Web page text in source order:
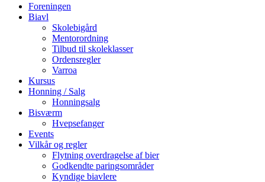
Foreningen
Biavl
Skolebigård
Mentorordning
Tilbud til skoleklasser
Ordensregler
Varroa
Kursus
Honning / Salg
Honningsalg
Bisværm
Hvepsefanger
Events
Vilkår og regler
Flytning overdragelse af bier
Godkendte paringsområder
Kyndige biavlere